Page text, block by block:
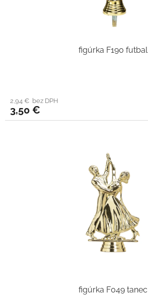
figúrka F190 futbal
2,94 € bez DPH
3,50 €
figúrka F049 tanec